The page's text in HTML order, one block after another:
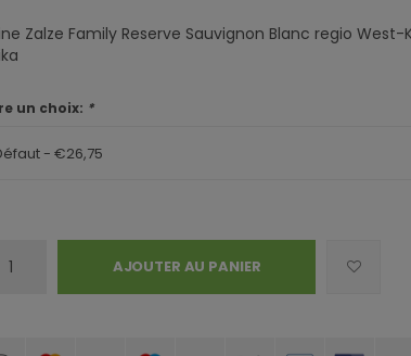
Zalze Family Reserve Sauvignon Blanc regio West-
un choix: *
- €26,75
AJOUTER AU PANIER